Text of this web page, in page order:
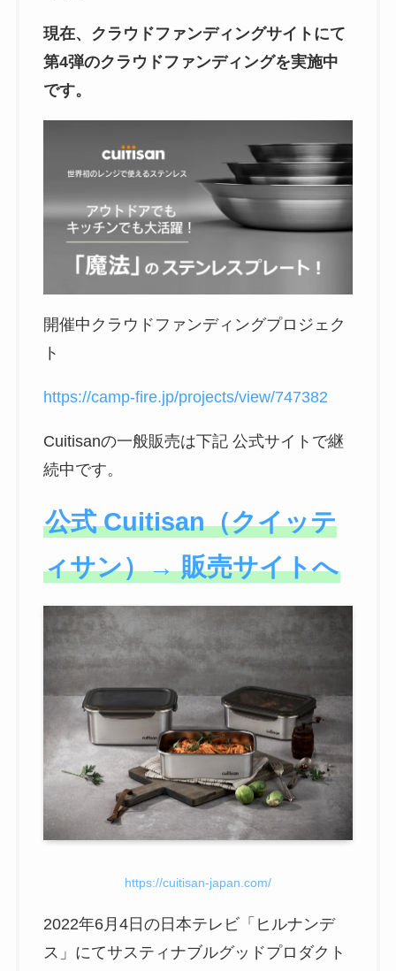
現在、クラウドファンディングサイトにて
第4弾のクラウドファンディングを実施中
です。
開催中クラウドファンディングプロジェク
ト
https://camp-fire.jp/projects/view/747382
Cuitisanの一般販売は下記 公式サイトで継
続中です。
公式 Cuitisan（クイッテ
ィサン）→ 販売サイトへ
https://cuitisan-japan.com/
2022年6月4日の日本テレビ「ヒルナンデ
ス」にてサスティナブルグッドプロダクト